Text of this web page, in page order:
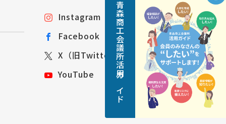
青森商工会議所活用ガイド
Instagram
Facebook
X（旧Twitter）
YouTube